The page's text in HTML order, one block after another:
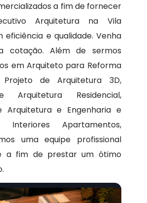
a fim de fornecer
Arquitetura na Vila
eficiência e qualidade. Venha
cotação. Além de sermos
em Arquiteto para Reforma
Projeto de Arquitetura 3D,
Arquitetura Residencial,
Arquitetura e Engenharia e
Interiores Apartamentos,
uma equipe profissional
a fim de prestar um ótimo